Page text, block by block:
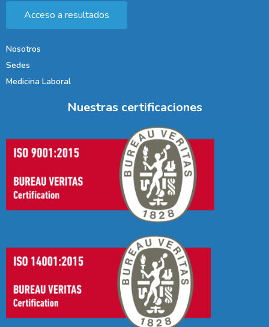
Acceso a resultados
Nosotros
Sedes
Medicina Laboral
Nuestras certificaciones